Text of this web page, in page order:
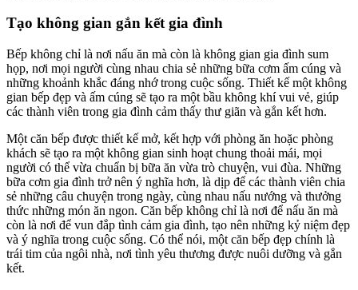
Tạo không gian gắn kết gia đình
Bếp không chỉ là nơi nấu ăn mà còn là không gian gia đình sum
họp, nơi mọi người cùng nhau chia sẻ những bữa cơm ấm cúng và
những khoảnh khắc đáng nhớ trong cuộc sống. Thiết kế một không
gian bếp đẹp và ấm cúng sẽ tạo ra một bầu không khí vui vẻ, giúp
các thành viên trong gia đình cảm thấy thư giãn và gắn kết hơn.
Một căn bếp được thiết kế mở, kết hợp với phòng ăn hoặc phòng
khách sẽ tạo ra một không gian sinh hoạt chung thoải mái, mọi
người có thể vừa chuẩn bị bữa ăn vừa trò chuyện, vui đùa. Những
bữa cơm gia đình trở nên ý nghĩa hơn, là dịp để các thành viên chia
sẻ những câu chuyện trong ngày, cùng nhau nấu nướng và thưởng
thức những món ăn ngon. Căn bếp không chỉ là nơi để nấu ăn mà
còn là nơi để vun đắp tình cảm gia đình, tạo nên những kỷ niệm đẹp
và ý nghĩa trong cuộc sống. Có thể nói, một căn bếp đẹp chính là
trái tim của ngôi nhà, nơi tình yêu thương được nuôi dưỡng và gắn
kết.